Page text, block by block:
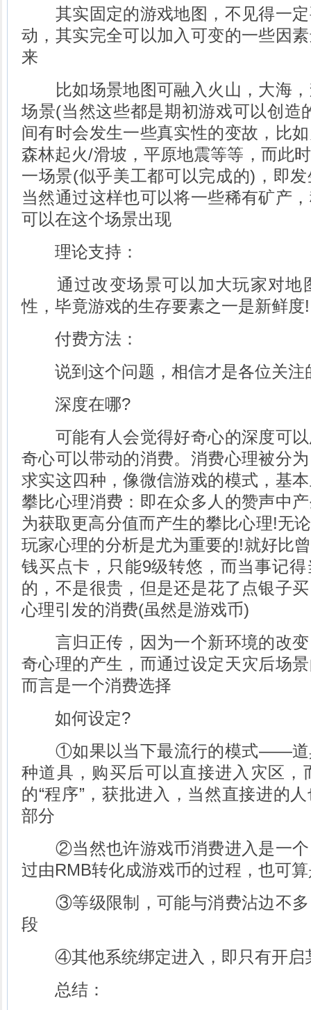
其实固定的游戏地图，不见得一定
动，其实完全可以加入可变的一些因
来
比如场景地图可融入火山，大海，
场景(当然这些都是期初游戏可以创造
间有时会发生一些真实性的变故，比
森林起火/滑坡，平原地震等等，而此
一场景(似乎美工都可以完成的)，即
当然通过这样也可以将一些稀有矿产
可以在这个场景出现
理论支持：
通过改变场景可以加大玩家对地
性，毕竟游戏的生存要素之一是新鲜度!
付费方法：
说到这个问题，相信才是各位关注
深度在哪?
可能有人会觉得好奇心的深度可以
奇心可以带动的消费。消费心理被分
求实这四种，像微信游戏的模式，基
攀比心理消费：即在众多人的赞声中
为获取更高分值而产生的攀比心理!无
玩家心理的分析是尤为重要的!就好比
钱买点卡，只能9级转悠，而当事记
的，不是很贵，但是还是花了点银子
心理引发的消费(虽然是游戏币)
言归正传，因为一个新环境的改变
奇心理的产生，而通过设定天灾后场
而言是一个消费选择
如何设定?
①如果以当下最流行的模式——道
种道具，购买后可以直接进入灾区，
的“程序”，获批进入，当然直接进的
部分
②当然也许游戏币消费进入是一个
过由RMB转化成游戏币的过程，也可
③等级限制，可能与消费沾边不多
段
④其他系统绑定进入，即只有开启
总结：